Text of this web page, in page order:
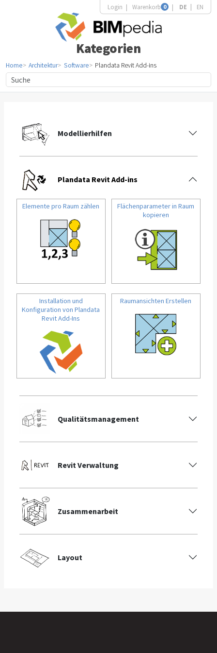
Login Warenkorb 0 DE EN
Kategorien
Home Architektur Software Plandata Revit Add-ins
Modellierhilfen
Plandata Revit Add-ins
Elemente pro Raum zählen
Flächenparameter in Raum
kopieren
Installation und
Konfiguration von Plandata
Revit Add-Ins
Raumansichten Erstellen
Qualitätsmanagement
Revit Verwaltung
Zusammenarbeit
Layout